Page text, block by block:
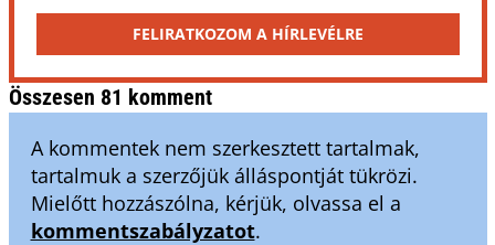
FELIRATKOZOM A HÍRLEVÉLRE
Összesen 81 komment
A kommentek nem szerkesztett tartalmak,
tartalmuk a szerzőjük álláspontját tükrözi.
Mielőtt hozzászólna, kérjük, olvassa el a
kommentszabályzatot.